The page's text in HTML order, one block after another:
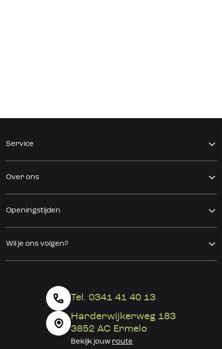
Service
Over ons
Openingstijden
Wil je ons volgen?
Tel. 0341 41 40 13
Harderwijkerweg 183
3852 AC Ermelo
Bekijk jouw route